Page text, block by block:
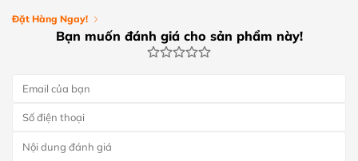
Đặt Hàng Ngay!
Bạn muốn đánh giá cho sản phẩm này!